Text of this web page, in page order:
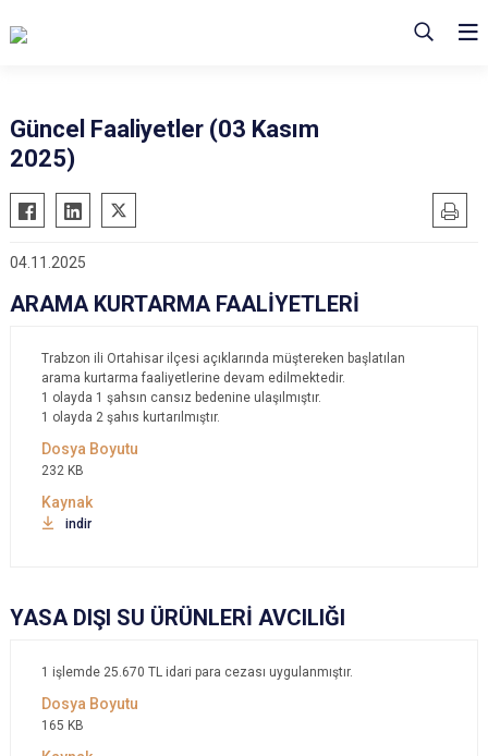
Güncel Faaliyetler (03 Kasım
2025)
04.11.2025
ARAMA KURTARMA FAALİYETLERİ
Trabzon ili Ortahisar ilçesi açıklarında müştereken başlatılan
arama kurtarma faaliyetlerine devam edilmektedir.
1 olayda 1 şahsın cansız bedenine ulaşılmıştır.
1 olayda 2 şahıs kurtarılmıştır.
232 KB
indir
YASA DIŞI SU ÜRÜNLERİ AVCILIĞI
1 işlemde 25.670 TL idari para cezası uygulanmıştır.
165 KB